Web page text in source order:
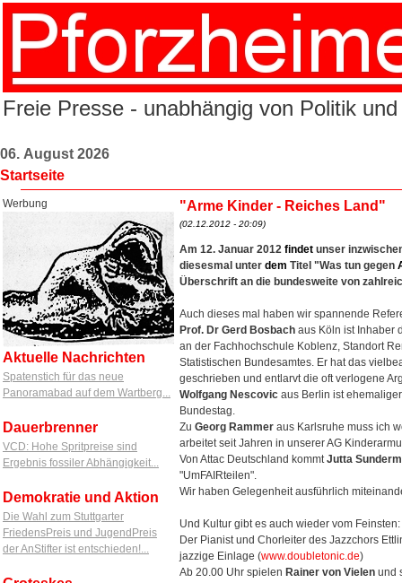
Freie Presse - unabhängig von Politik
06. August 2026
Startseite
Werbung
Aktuelle Nachrichten
Spatenstich für das neue
Panoramabad auf dem Wartberg...
Dauerbrenner
VCD: Hohe Spritpreise sind
Ergebnis fossiler Abhängigkeit...
Demokratie und Aktion
Die Wahl zum Stuttgarter
FriedensPreis und JugendPreis
der AnStifter ist entschieden!...
"Arme Kinder - Reiches Land"
(02.12.2012 - 20:09)
Am 12. Januar 2012 findet unser
diesesmal unter dem Titel "Was tun gegen
Überschrift an die bundesweite von
Auch dieses mal haben wir spannende
Prof. Dr Gerd Bosbach aus Köln ist Inhaber
an der Fachhochschule Koblenz, Standort
Statistischen Bundesamtes. Er hat das
geschrieben und entlarvt die oft verlogene
Wolfgang Nescovic aus Berlin ist
Bundestag.
Zu Georg Rammer aus Karlsruhe muss ich
arbeitet seit Jahren in unserer AG
Von Attac Deutschland kommtJutta
"UmFAIRteilen".
Wir haben Gelegenheit ausführlich
Und Kultur gibt es auch wieder vom Feinsten:
Der Pianist und Chorleiter des Jazzchors
jazzige Einlage (www.doubletonic.de)
Ab 20.00 Uhr spielen Rainer von Vielen und